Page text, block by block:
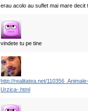
erau acolo au suflet mai mare decit
vindete tu pe tine
http://realitatea.net/
Urzica-.html